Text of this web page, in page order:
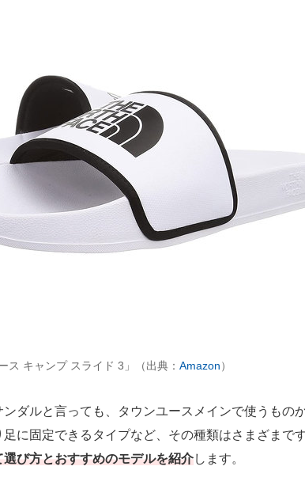
ス キャンプ スライド 3」（出典： Amazon）
ダルと言っても、タウンユースメインで使うもの
に固定できるタイプなど、その種類はさまざまで
び方とおすすめのモデルを紹介します。